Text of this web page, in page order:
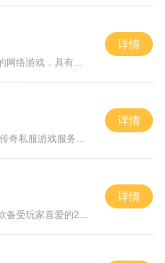
《新开999传奇》是一款热门的网络游戏，具有令人兴奋和富有挑战性的玩法。它沿袭了传奇游戏系列的传统，并在此基础上加入了更多创新和刺激的元素，为玩家带来了全新的游戏体验
详情
传奇开服网站是一个专门提供传奇私服游戏服务的网站。作为一款经典的多人在线角色扮演游戏，传奇私服吸引了无数玩家的眼球。在传奇开服网站上，玩家们可以体验到热血PK的刺激与
详情
180英雄合击传奇发布网是一款备受玩家喜爱的2D游戏。作为一款传奇游戏，它以角色扮演为主题，玩家可以扮演各种职业的角色，体验刺激的战斗和丰富的游戏内容。180英雄合击传奇发布
详情